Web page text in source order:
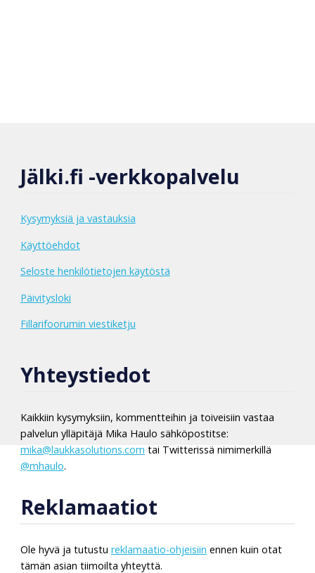
Jälki.fi -verkkopalvelu
Kysymyksiä ja vastauksia
Käyttöehdot
Seloste henkilötietojen käytöstä
Päivitysloki
Fillarifoorumin viestiketju
Yhteystiedot
Kaikkiin kysymyksiin, kommentteihin ja toiveisiin vastaa
palvelun ylläpitäjä Mika Haulo sähköpostitse:
mika@laukkasolutions.com tai Twitterissä nimimerkillä
@mhaulo.
Reklamaatiot
Ole hyvä ja tutustu reklamaatio-ohjeisiin ennen kuin otat
tämän asian tiimoilta yhteyttä.